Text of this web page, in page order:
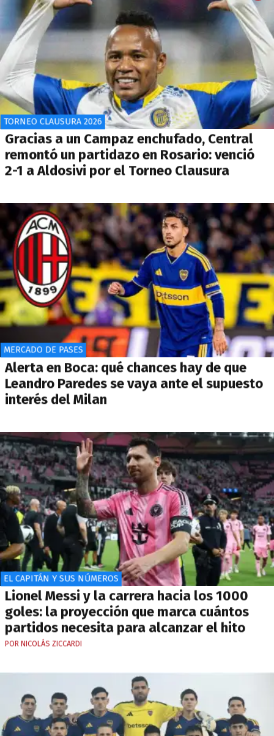
TORNEO CLAUSURA 2026
Gracias a un Campaz enchufado, Central
remontó un partidazo en Rosario: venció
2-1 a Aldosivi por el Torneo Clausura
MERCADO DE PASES
Alerta en Boca: qué chances hay de que
Leandro Paredes se vaya ante el supuesto
interés del Milan
EL CAPITÁN Y SUS NÚMEROS
Lionel Messi y la carrera hacia los 1000
goles: la proyección que marca cuántos
partidos necesita para alcanzar el hito
POR NICOLÁS ZICCARDI